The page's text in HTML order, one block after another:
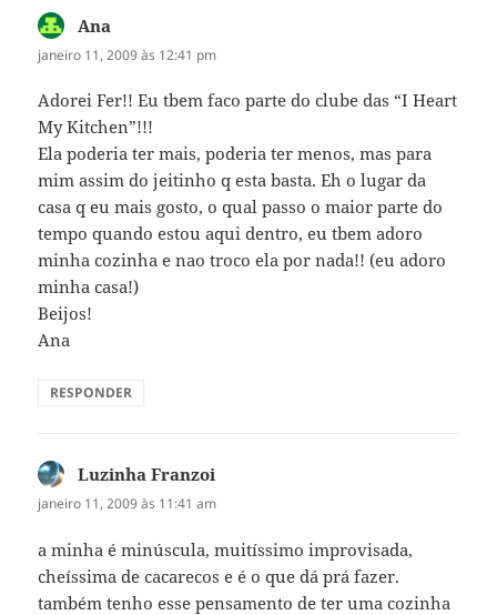
Ana
janeiro 11, 2009 às 12:41 pm
Adorei Fer!! Eu tbem faco parte do clube das “I Heart
My Kitchen”!!!
Ela poderia ter mais, poderia ter menos, mas para
mim assim do jeitinho q esta basta. Eh o lugar da
casa q eu mais gosto, o qual passo o maior parte do
tempo quando estou aqui dentro, eu tbem adoro
minha cozinha e nao troco ela por nada!! (eu adoro
minha casa!)
Beijos!
Ana
RESPONDER
Luzinha Franzoi
janeiro 11, 2009 às 11:41 am
a minha é minúscula, muitíssimo improvisada,
cheíssima de cacarecos e é o que dá prá fazer.
também tenho esse pensamento de ter uma cozinha